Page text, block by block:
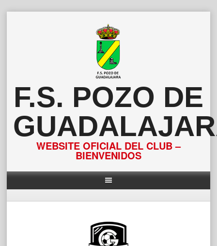
F.S. POZO DE
WEBSITE OFICIAL DEL CLUB –
BIENVENIDOS